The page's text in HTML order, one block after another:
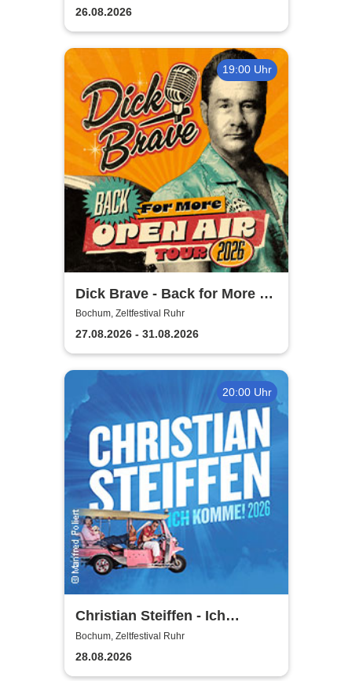
26.08.2026
19:00 Uhr
Dick Brave - Back for More -
Live 2026
Bochum, Zeltfestival Ruhr
27.08.2026 - 31.08.2026
20:00 Uhr
Christian Steiffen - Ich
komme! 2026
Bochum, Zeltfestival Ruhr
28.08.2026